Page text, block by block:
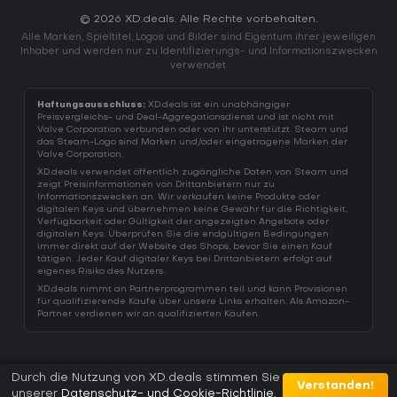
© 2026 XD.deals. Alle Rechte vorbehalten.
Alle Marken, Spieltitel, Logos und Bilder sind Eigentum ihrer jeweiligen
Inhaber und werden nur zu Identifizierungs- und Informationszwecken
verwendet.
Haftungsausschluss: XD.deals ist ein unabhängiger
Preisvergleichs- und Deal-Aggregationsdienst und ist nicht mit
Valve Corporation verbunden oder von ihr unterstützt. Steam und
das Steam-Logo sind Marken und/oder eingetragene Marken der
Valve Corporation.
XD.deals verwendet öffentlich zugängliche Daten von Steam und
zeigt Preisinformationen von Drittanbietern nur zu
Informationszwecken an. Wir verkaufen keine Produkte oder
digitalen Keys und übernehmen keine Gewähr für die Richtigkeit,
Verfügbarkeit oder Gültigkeit der angezeigten Angebote oder
digitalen Keys. Überprüfen Sie die endgültigen Bedingungen
immer direkt auf der Website des Shops, bevor Sie einen Kauf
tätigen. Jeder Kauf digitaler Keys bei Drittanbietern erfolgt auf
eigenes Risiko des Nutzers.
XD.deals nimmt an Partnerprogrammen teil und kann Provisionen
für qualifizierende Käufe über unsere Links erhalten. Als Amazon-
Partner verdienen wir an qualifizierten Käufen.
Durch die Nutzung von XD.deals stimmen Sie
unserer Datenschutz- und Cookie-Richtlinie
Verstanden!